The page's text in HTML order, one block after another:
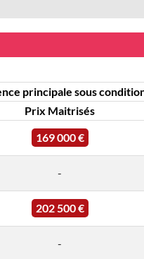
principale sous
Prix Maitrisés
169 000 €
-
202 500 €
-